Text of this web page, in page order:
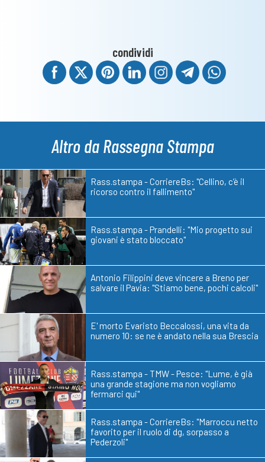
condividi
Altro da Rassegna Stampa
Rass.stampa - CorriereBs: "Cellino, c’è il
ricorso contro il fallimento"
Rass.stampa - Prandelli: "Mio progetto sui
giovani è stato bloccato"
Antonio Filippini deve vincere a Breno per
salvare il Pavia: "Stiamo bene, pochi calcoli"
E' morto Evaristo Beccalossi, una vita da
numero 10: se ne è andato nella sua Brescia
Rass.stampa - TMW - Pesce: "Lume, è già
una grande stagione ma non vogliamo
fermarci qui"
Rass.stampa - CorriereBs: "Marroccu netto
favorito per il ruolo di dg, sorpasso a
Pederzoli"